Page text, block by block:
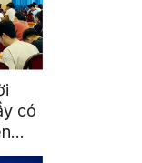
có